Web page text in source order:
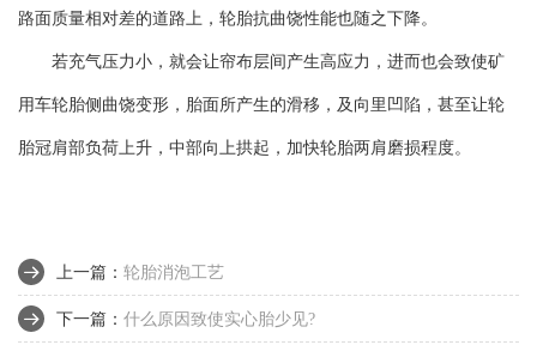
路面质量相对差的道路上，轮胎抗曲饶性能也随之下降。
若充气压力小，就会让帘布层间产生高应力，进而也会致使矿
用车轮胎侧曲饶变形，胎面所产生的滑移，及向里凹陷，甚至让轮
胎冠肩部负荷上升，中部向上拱起，加快轮胎两肩磨损程度。
上一篇： 轮胎消泡工艺
下一篇： 什么原因致使实心胎少见?